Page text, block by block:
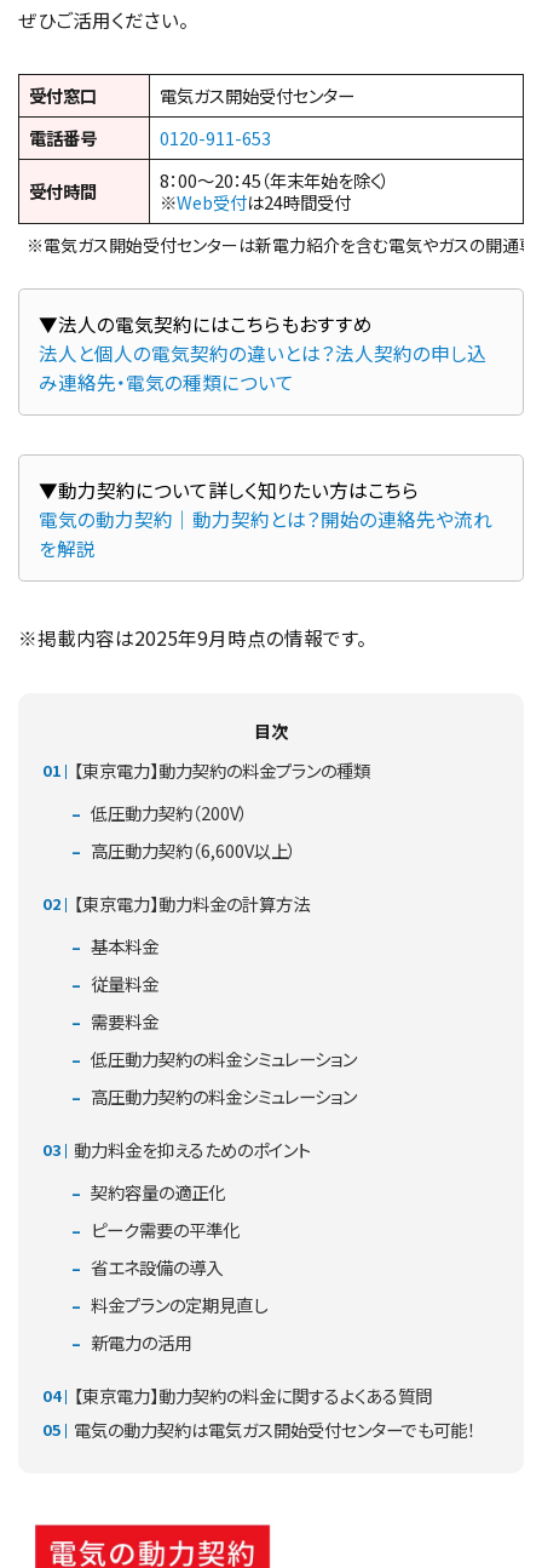
ぜひご活用ください。
受付窓口
電気ガス開始受付センター
電話番号
0120-911-653
受付時間
8：00～20：45（年末年始を除く）
※Web受付は24時間受付
※電気ガス開始受付センターは新電力紹介を含む電気やガスの開通専
法人と個人の電気契約の違いとは？法人契約の申し込
み連絡先・電気の種類について
電気の動力契約｜動力契約とは？開始の連絡先や流れ
を解説
※掲載内容は2025年9月時点の情報です。
目次
【東京電力】動力契約の料金プランの種類
低圧動力契約（200V）
高圧動力契約（6,600V以上）
【東京電力】動力料金の計算方法
基本料金
従量料金
需要料金
低圧動力契約の料金シミュレーション
高圧動力契約の料金シミュレーション
動力料金を抑えるためのポイント
契約容量の適正化
ピーク需要の平準化
省エネ設備の導入
料金プランの定期見直し
新電力の活用
【東京電力】動力契約の料金に関するよくある質問
電気の動力契約は電気ガス開始受付センターでも可能！